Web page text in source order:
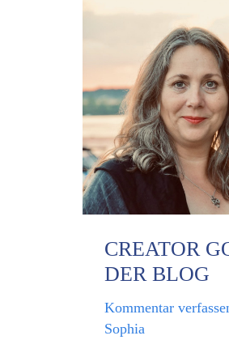
CREATOR
DER BLOG
Kommentar
Sophia
CREATOR
GODDESSES
DER
BLOG